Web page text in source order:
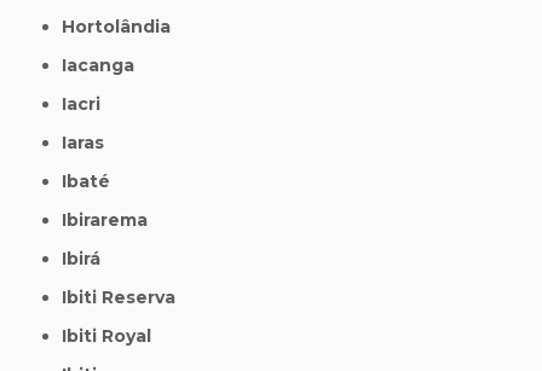
Hortolândia
Iacanga
Iacri
Iaras
Ibaté
Ibirarema
Ibirá
Ibiti Reserva
Ibiti Royal